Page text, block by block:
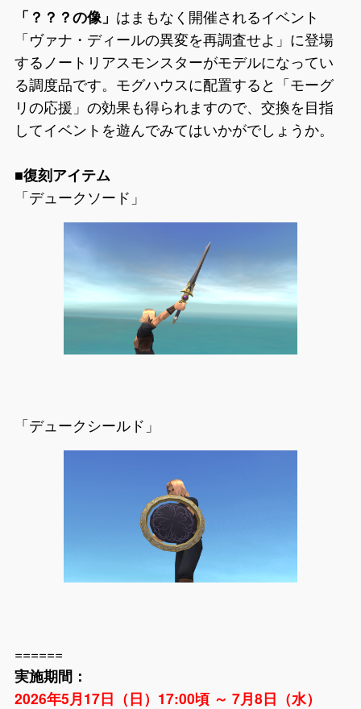
「？？？の像」 はまもなく開催されるイベント
「ヴァナ・ディールの異変を再調査せよ」に登場
するノートリアスモンスターがモデルになってい
る調度品です。モグハウスに配置すると「モーグ
リの応援」の効果も得られますので、交換を目指
してイベントを遊んでみてはいかがでしょうか。
■復刻アイテム
「デュークソード」
「デュークシールド」
======
実施期間：
2026年5月17日（日）17:00頃 ～ 7月8日（水）